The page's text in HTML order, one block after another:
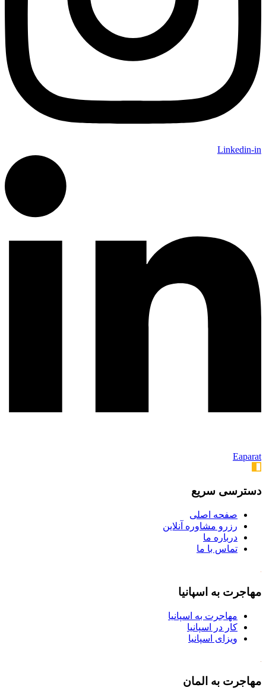
Linkedin-in
Eaparat
دسترسی سریع
صفحه اصلی
رزرو مشاوره آنلاین
درباره ما
تماس با ما
مهاجرت به اسپانیا
مهاجرت به اسپانیا
کار در اسپانیا
ویزای اسپانیا
مهاجرت به المان